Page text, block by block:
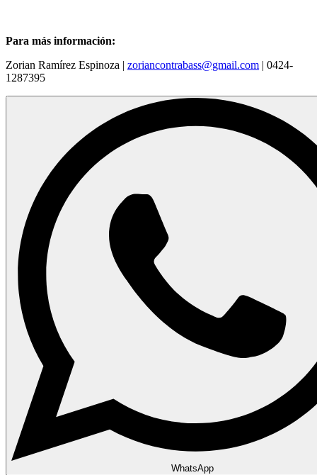
Para más información:
Zorian Ramírez Espinoza | zoriancontrabass@gmail.com | 0424-
1287395
WhatsApp